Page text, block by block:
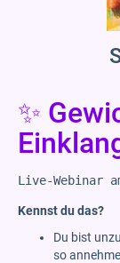
✨
Live-Webinar
Kennst du das?
Du bist
so